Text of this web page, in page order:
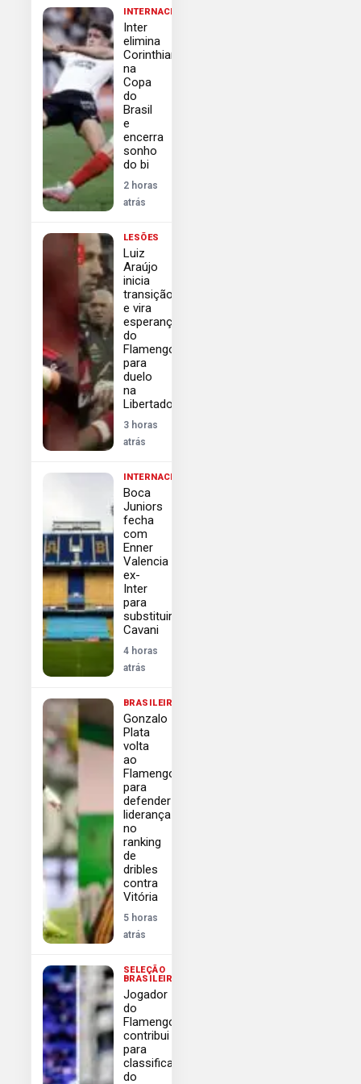
INTERNACIONAL
Inter
elimina
Corinthians
na
Copa
do
Brasil
e
encerra
sonho
do bi
2 horas
atrás
LESÕES
Luiz
Araújo
inicia
transição
e vira
esperança
do
Flamengo
para
duelo
na
Libertadores
3 horas
atrás
INTERNACIONAL
Boca
Juniors
fecha
com
Enner
Valencia
ex-
Inter
para
substituir
Cavani
4 horas
atrás
BRASILEIRÃO
Gonzalo
Plata
volta
ao
Flamengo
para
defender
liderança
no
ranking
de
dribles
contra
Vitória
5 horas
atrás
SELEÇÃO
BRASILEIRA
Jogador
do
Flamengo
contribui
para
classificação
do